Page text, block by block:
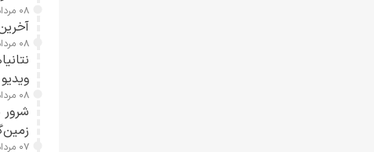
۰۸ مرداد ۱۴۰۵ / ۱۳:۲۷
آخرین
۰۸ مرداد ۱۴۰۵ / ۱۱:۳۴
ویدیو
۰۸ مرداد ۱۴۰۵ / ۱۰:۵۴
۰۷ مرداد ۱۴۰۵ / ۱۷:۲۴